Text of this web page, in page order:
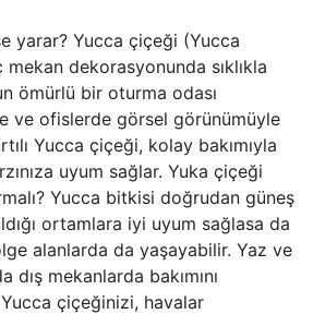
yarar? Yucca çiçeği (Yucca
dekorasyonunda sıklıkla
ömürlü bir oturma odası
ve ofislerde görsel görünümüyle
Yucca çiçeği, kolay bakımıyla
uyum sağlar. Yuka çiçeği
Yucca bitkisi doğrudan güneş
ortamlara iyi uyum sağlasa da
alanlarda da yaşayabilir. Yaz ve
dış mekanlarda bakımını
çiçeğinizi, havalar